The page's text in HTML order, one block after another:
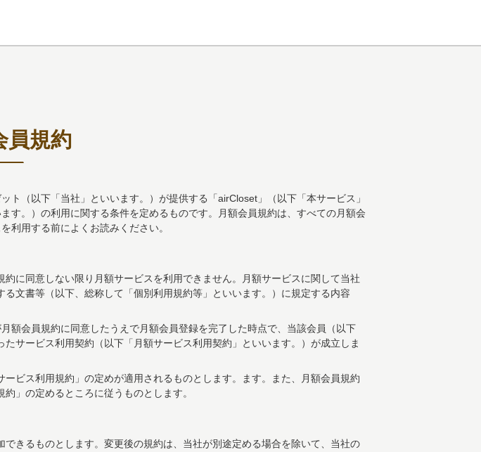
員規約
（以下「当社」といいます。）が提供する「airCloset」（以下「本サービス」
す。）の利用に関する条件を定めるものです。月額会員規約は、すべての月額会
利用する前によくお読みください。
に同意しない限り月額サービスを利用できません。月額サービスに関して当社
文書等（以下、総称して「個別利用規約等」といいます。）に規定する内容
額会員規約に同意したうえで月額会員登録を完了した時点で、当該会員（以下
サービス利用契約（以下「月額サービス利用契約」といいます。）が成立しま
ビス利用規約」の定めが適用されるものとします。ます。また、月額会員規約
」の定めるところに従うものとします。
きるものとします。変更後の規約は、当社が別途定める場合を除いて、当社の